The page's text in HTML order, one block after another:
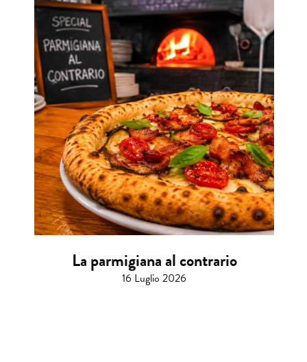
La parmigiana al contrario
16 Luglio 2026